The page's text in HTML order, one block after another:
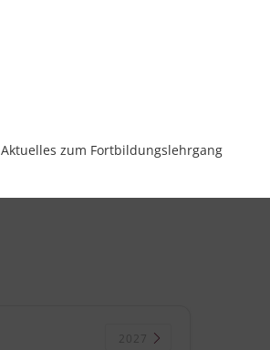
Aktuelles zum Fortbildungslehrgang
2027